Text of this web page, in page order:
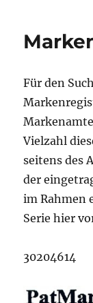
Für den
Vielzahl
seitens des
der
im Rahmen
Serie hier
30204614